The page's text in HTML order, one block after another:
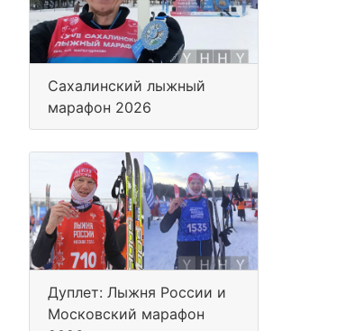
Сахалинский лыжный
марафон 2026
Дуплет: Лыжня России и
Московский марафон